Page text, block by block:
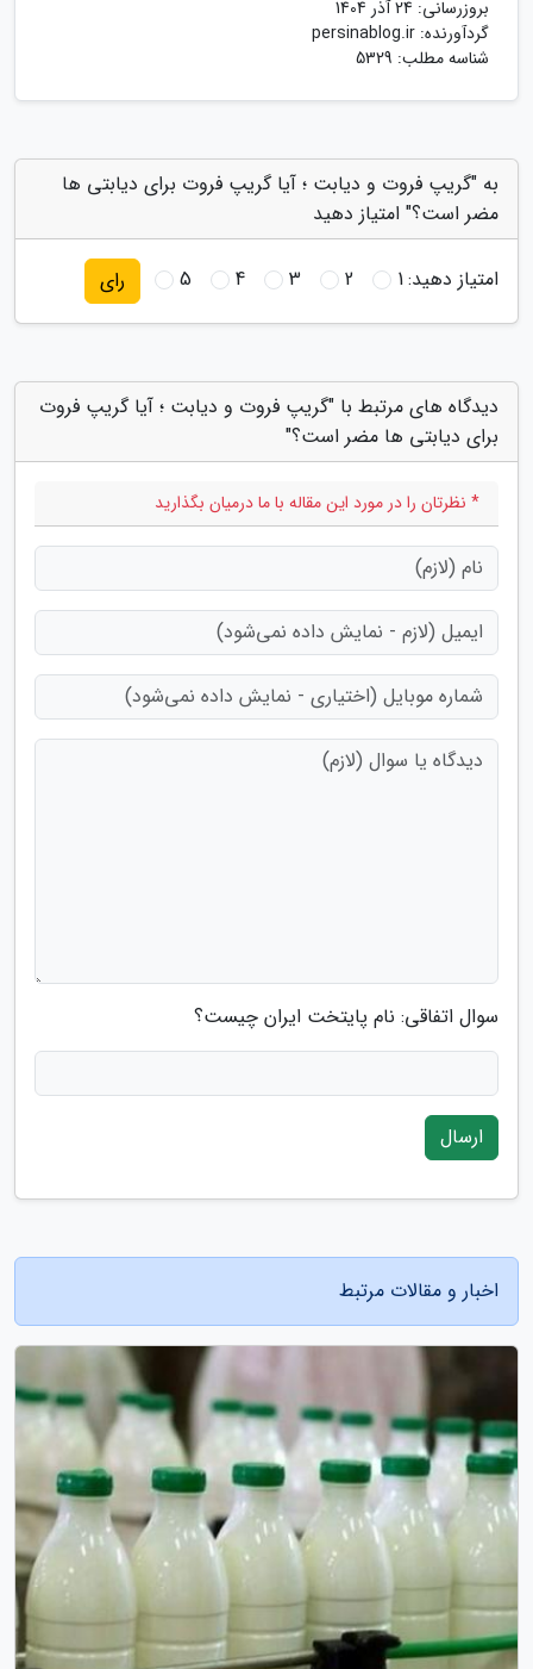
بروزرسانی: 24 آذر 1404
گردآورنده: persinablog.ir
شناسه مطلب: 5329
به "گریپ فروت و دیابت ؛ آیا گریپ فروت برای دیابتی ها
مضر است؟" امتیاز دهید
امتیاز دهید:1
2
3
4
5 رای
دیدگاه های مرتبط با "گریپ فروت و دیابت ؛ آیا گریپ فروت
برای دیابتی ها مضر است؟"
* نظرتان را در مورد این مقاله با ما درمیان بگذارید
سوال اتفاقی: نام پایتخت ایران چیست؟
ارسال
اخبار و مقالات مرتبط